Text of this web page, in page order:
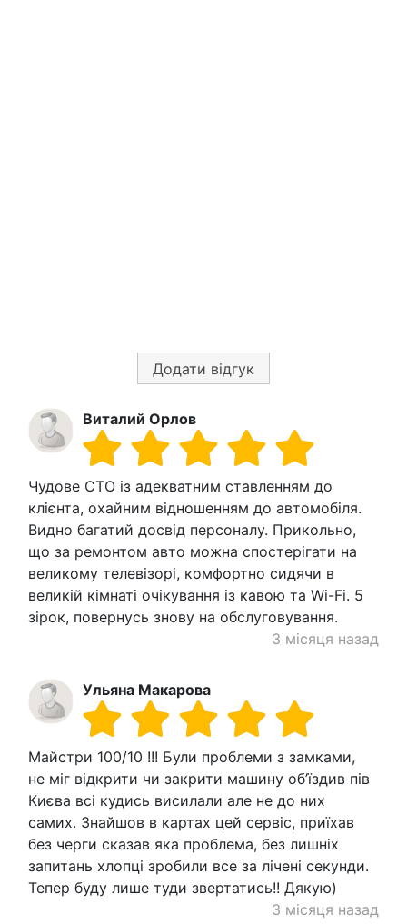
Додати відгук
Виталий Орлов
Чудове СТО із адекватним ставленням до
клієнта, охайним відношенням до автомобіля.
Видно багатий досвід персоналу. Прикольно,
що за ремонтом авто можна спостерігати на
великому телевізорі, комфортно сидячи в
великій кімнаті очікування із кавою та Wi-Fi. 5
зірок, повернусь знову на обслуговування.
3 місяця назад
Ульяна Макарова
Майстри 100/10 !!! Були проблеми з замками,
не міг відкрити чи закрити машину об’їздив пів
Києва всі кудись висилали але не до них
самих. Знайшов в картах цей сервіс, приїхав
без черги сказав яка проблема, без лишніх
запитань хлопці зробили все за лічені секунди.
Тепер буду лише туди звертатись!! Дякую)
3 місяця назад